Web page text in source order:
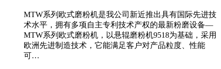
MTW系列欧式磨粉机是我公司新近推出具有国际先进技
术水平，拥有多项自主专利技术产权的最新粉磨设备—
MTW系列欧式磨粉机，以悬辊磨粉机9518为基础，采用
欧洲先进制造技术，它能满足客户对产品粒度、性能
可…